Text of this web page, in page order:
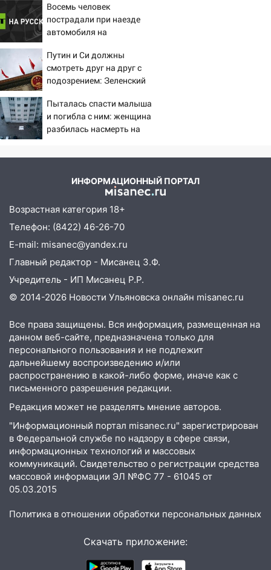
14:08
Пешеход переходил по «зебре»:
подробности серьезной аварии на
Фруктовой
13:30
В Димитровграде на улице
Трудовой горело здание
13:00
Водитель без прав врезался в
припаркованный автомобиль
12:37
Переезжал «зебру» на
Железнодорожном районе горела дача
11:33 В Засвияжье под колёса авто
попал мужчина
11:17 В Радищевском районе сгорели
хозяйственные постройки
11:00 В Канадее горел жилой дом
10:18 Губернатор Ульяновской области:
регионе
10:00 В Ульяновске дотла сгорел
легковой автомобиль
09:39 В Ульяновске будут судить десять
09:25 Вынесли приговор дебоширам,
избившим мужчину в трамвае
08:27 Ульяновская полиция получила
один из шести уникальных автомобилей
в России
погода в Ульяновске днем 5 августа
Двое мигрантов изнасиловали 13-
Восемь человек
пострадали при наезде
автомобиля на
Путин и Си должны
смотреть друг на друг с
подозрением: Зеленский
дипломатам
Пыталась спасти малыша
и погибла с ним: женщина
разбилась насмерть на
ИНФОРМАЦИОННЫЙ ПОРТАЛ
Возрастная категория 18+
Телефон: (8422) 46-26-70
E-mail: misanec@yandex.ru
Главный редактор - Мисанец З.Ф.
Учредитель - ИП Мисанец Р.Р.
© 2014-2026 Новости Ульяновска онлайн misanec.ru
Все права защищены. Вся информация, размещенная на
данном веб-сайте, предназначена только для
персонального пользования и не подлежит
дальнейшему воспроизведению и/или
распространению в какой-либо форме, иначе как с
письменного разрешения редакции.
Редакция может не разделять мнение авторов.
"Информационный портал misanec.ru" зарегистрирован
в Федеральной службе по надзору в сфере связи,
информационных технологий и массовых
коммуникаций. Свидетельство о регистрации средства
массовой информации ЭЛ №ФС 77 - 61045 от
05.03.2015
Политика в отношении обработки персональных данных
Скачать приложение: